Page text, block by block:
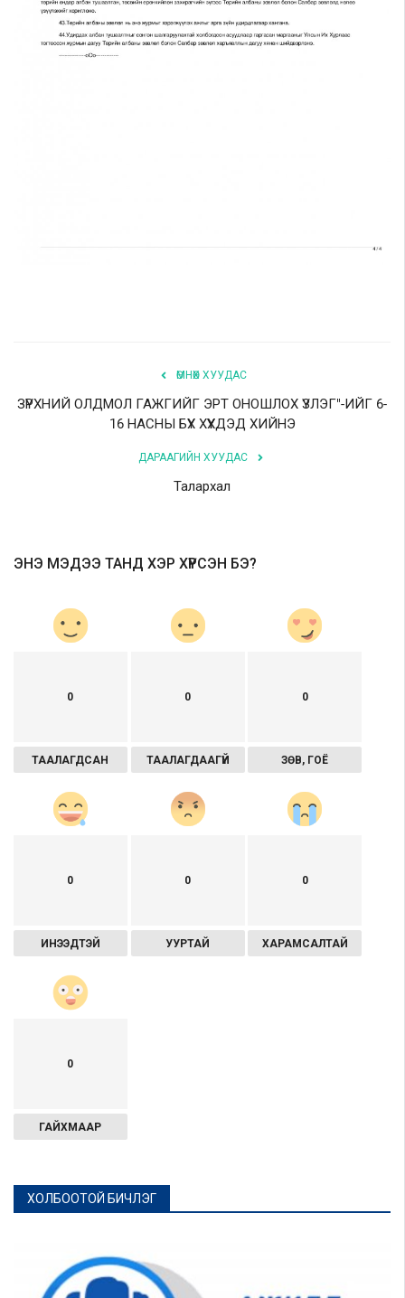
ӨМНӨХ ХУУДАС
ЗҮРХНИЙ ОЛДМОЛ ГАЖГИЙГ ЭРТ ОНОШЛОХ ҮЗЛЭГ"-ИЙГ 6-
16 НАСНЫ БҮХ ХҮҮХДЭД ХИЙНЭ
ДАРААГИЙН ХУУДАС
Талархал
ЭНЭ МЭДЭЭ ТАНД ХЭР ХҮРСЭН БЭ?
0
ТААЛАГДСАН
0
ТААЛАГДААГҮЙ
0
ЗӨВ, ГОЁ
0
ИНЭЭДТЭЙ
0
УУРТАЙ
0
ХАРАМСАЛТАЙ
0
ГАЙХМААР
ХОЛБООТОЙ БИЧЛЭГ